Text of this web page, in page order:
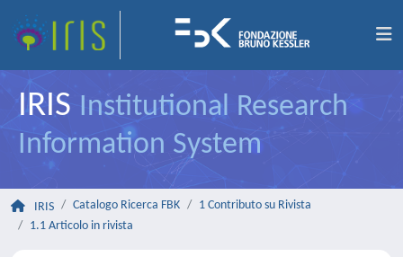
IRIS Institutional Research
Information System
IRIS Catalogo Ricerca FBK
1 Contributo su Rivista
1.1 Articolo in rivista